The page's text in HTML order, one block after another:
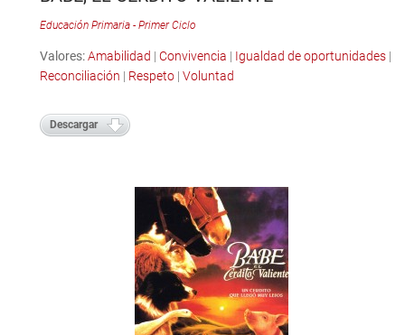
Educación Primaria - Primer Ciclo
Valores:Amabilidad | Convivencia | Igualdad de oportunidades|
Reconciliación | Respeto| Voluntad
Descargar